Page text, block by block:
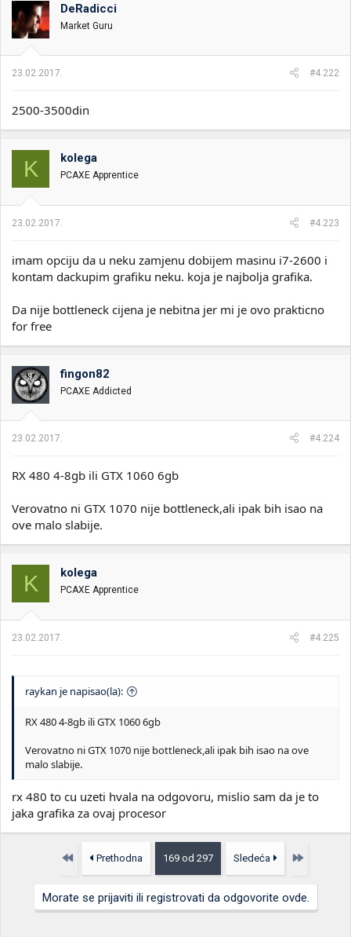
DeRadicci
Market Guru
23.02.2017. #4.222
2500-3500din
K kolega
PCAXE Apprentice
23.02.2017. #4.223
imam opciju da u neku zamjenu dobijem masinu i7-2600 i
kontam dackupim grafiku neku. koja je najbolja grafika.
Da nije bottleneck cijena je nebitna jer mi je ovo prakticno
for free
fingon82
PCAXE Addicted
23.02.2017. #4.224
RX 480 4-8gb ili GTX 1060 6gb
Verovatno ni GTX 1070 nije bottleneck,ali ipak bih isao na
ove malo slabije.
K kolega
PCAXE Apprentice
23.02.2017. #4.225
raykan je napisao(la):
RX 480 4-8gb ili GTX 1060 6gb
Verovatno ni GTX 1070 nije bottleneck,ali ipak bih isao na ove
malo slabije.
rx 480 to cu uzeti hvala na odgovoru, mislio sam da je to
jaka grafika za ovaj procesor
Prvo Prethodna 169 od 297 Sledeća Poslednja
Morate se prijaviti ili registrovati da odgovorite ovde.